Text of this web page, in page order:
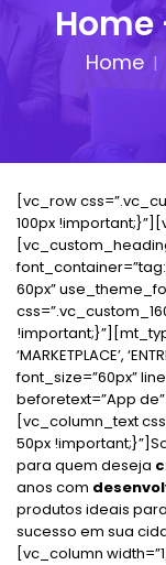
Home
Home
[vc_row
100px
60px”
‘MARKETPLACE’,
font_size=”60px”
beforetext=”App
[vc_column_text
50px
para quem deseja
anos com
produtos ideais
sucesso em sua
[vc_column